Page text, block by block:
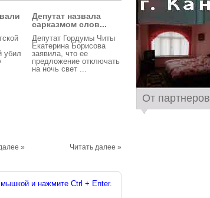
убил
»
Депутат назвала
сарказмом слов...
Депутат Гордумы Читы
Екатерина Борисова
заявила, что ее
предложение отключать
на ночь свет ...
Читать далее »
и нажмите Ctrl + Enter.
От партнеров